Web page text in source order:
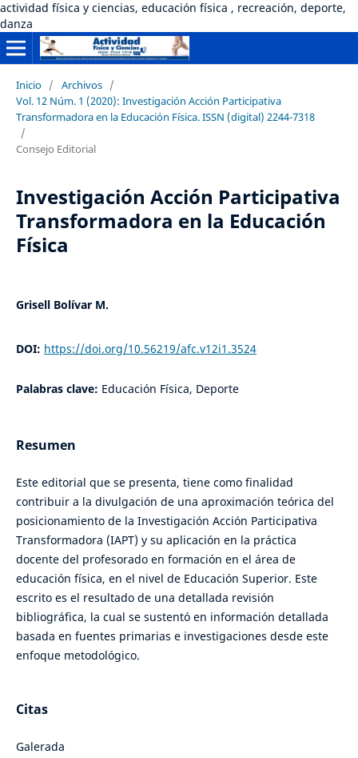
actividad física y ciencias, educación física , recreación, deporte,
danza
Inicio / Archivos /
Vol. 12 Núm. 1 (2020): Investigación Acción Participativa
Transformadora en la Educación Física. ISSN (digital) 2244-7318
/
Consejo Editorial
Investigación Acción Participativa
Transformadora en la Educación
Física
Grisell Bolívar M.
DOI: https://doi.org/10.56219/afc.v12i1.3524
Palabras clave: Educación Física, Deporte
Resumen
Este editorial que se presenta, tiene como finalidad
contribuir a la divulgación de una aproximación teórica del
posicionamiento de la Investigación Acción Participativa
Transformadora (IAPT) y su aplicación en la práctica
docente del profesorado en formación en el área de
educación física, en el nivel de Educación Superior. Este
escrito es el resultado de una detallada revisión
bibliográfica, la cual se sustentó en información detallada
basada en fuentes primarias e investigaciones desde este
enfoque metodológico.
Citas
Galerada